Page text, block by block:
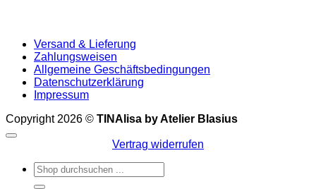
Versand & Lieferung
Zahlungsweisen
Allgemeine Geschäftsbedingungen
Datenschutzerklärung
Impressum
Copyright 2026 © TINAlisa by Atelier Blasius
Vertrag widerrufen
Suchen
nach: